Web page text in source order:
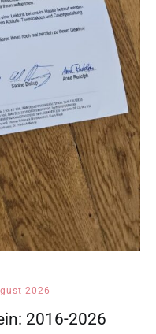
2026
2016-2026